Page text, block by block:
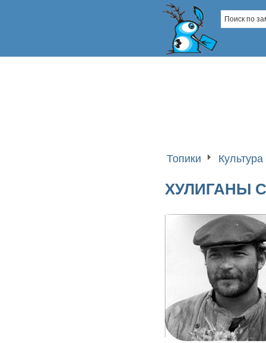
Топики
ХУЛИГАНЫ